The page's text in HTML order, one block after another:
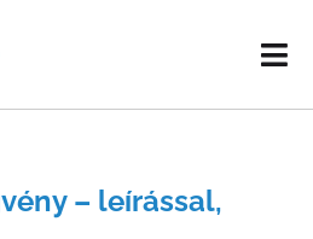
oktatóanyagok
– leírással,